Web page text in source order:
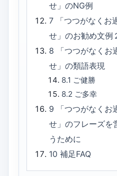
せ」のNG例
7
「つつがなくお
せ」のお勧め文例
8
「つつがなくお
せ」の類語表現
8.1 ご健勝
8.2 ご多幸
9
「つつがなくお
せ」のフレーズを
うために
10補足FAQ